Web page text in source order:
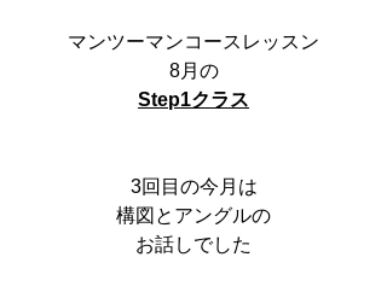
マンツーマンコースレッスン
8月の
Step1クラス
3回目の今月は
構図とアングルの
お話しでした